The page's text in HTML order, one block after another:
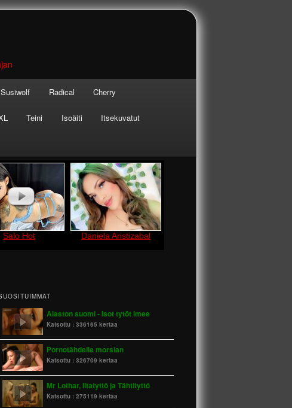
Susiwolf Radical Cherry
Teini Isoäiti Itsekuvatut
Alaston suomi - Isot tytöt imee
Katsottu :336165 kertaa
Pornotähdelle morsian
Katsottu :326709 kertaa
Mr Lothar, Iltatyttö ja Tähtityttö
Katsottu :275119 kertaa